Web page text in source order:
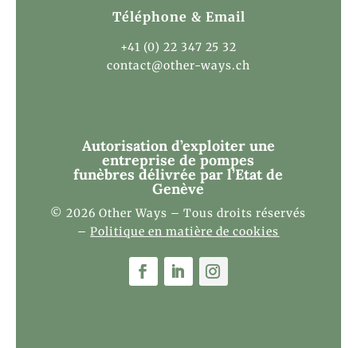
Téléphone & Email
+41 (0) 22 347 25 32
contact@other-ways.ch
Autorisation d’exploiter une
entreprise de pompes
funèbres délivrée par l’Etat de
Genève
© 2026 Other Ways – Tous droits réservés
–Politique en matière de cookies